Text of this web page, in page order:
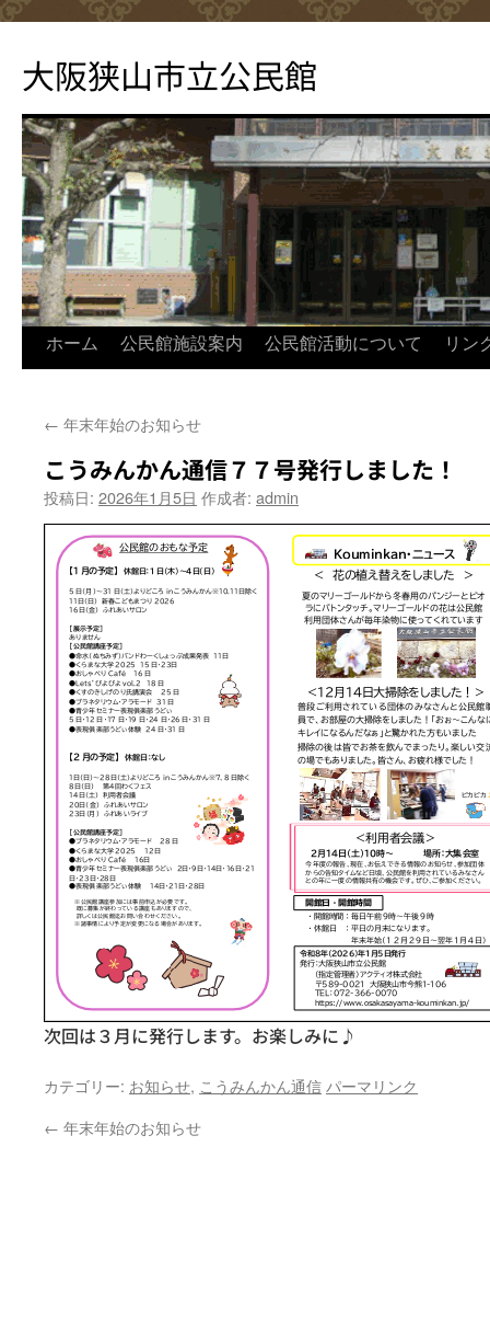
テ
ン
へ
ス
キ
ッ
プ
大阪狭山市立公民館
ホーム 公民館施設案内 公民館活動について リン
← 年末年始のお知らせ
こうみんかん通信７７号発行しました！
投稿日: 2026年1月5日 作成者: admin
次回は３月に発行します。お楽しみに♪
カテゴリー: お知らせ, こうみんかん通信 パーマリンク
← 年末年始のお知らせ